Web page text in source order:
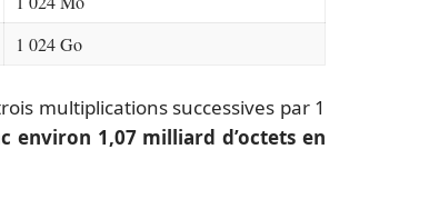
1 024 Go
multiplications successives par 1
environ 1,07 milliard d’octets en